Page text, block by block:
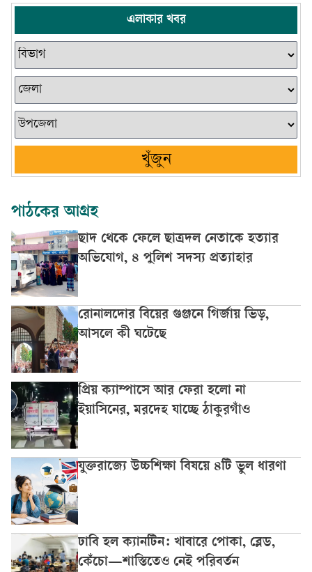
এলাকার খবর
খুঁজুন
পাঠকের আগ্রহ
ছাদ থেকে ফেলে ছাত্রদল নেতাকে হত্যার
অভিযোগ, ৪ পুলিশ সদস্য প্রত্যাহার
রোনালদোর বিয়ের গুঞ্জনে গির্জায় ভিড়,
আসলে কী ঘটেছে
প্রিয় ক্যাম্পাসে আর ফেরা হলো না
ইয়াসিনের, মরদেহ যাচ্ছে ঠাকুরগাঁও
যুক্তরাজ্যে উচ্চশিক্ষা বিষয়ে ৪টি ভুল ধারণা
ঢাবি হল ক্যানটিন: খাবারে পোকা, ব্লেড,
কেঁচো—শাস্তিতেও নেই পরিবর্তন